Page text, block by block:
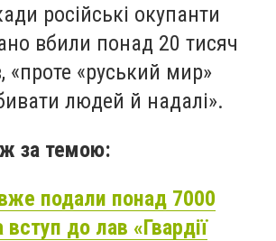
російські окупанти
вбили понад 20 тисяч
«проте «руський мир»
людей й надалі».
за темою:
подали понад 7000
вступ до лав «Гвардії